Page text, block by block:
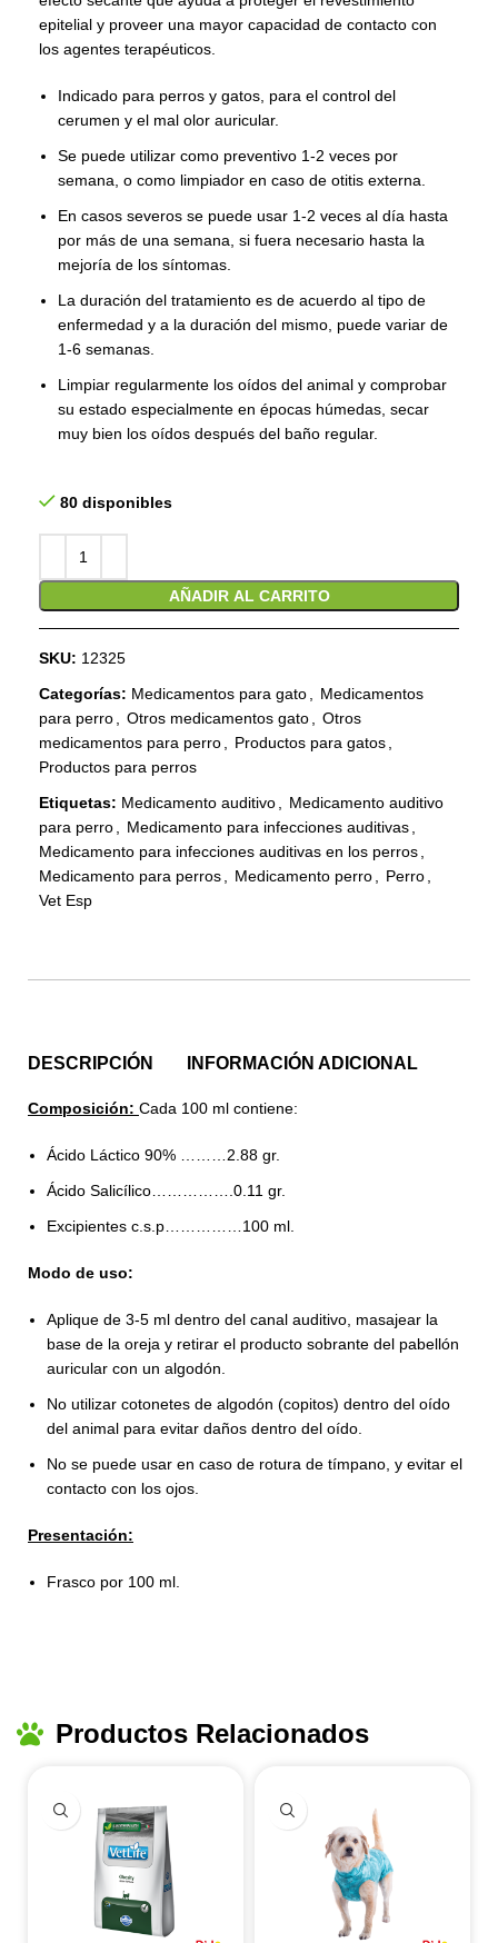
epitelial y proveer una mayor capacidad de contacto con
los agentes terapéuticos.
Indicado para perros y gatos, para el control del
cerumen y el mal olor auricular.
Se puede utilizar como preventivo 1-2 veces por
semana, o como limpiador en caso de otitis externa.
En casos severos se puede usar 1-2 veces al día hasta
por más de una semana, si fuera necesario hasta la
mejoría de los síntomas.
La duración del tratamiento es de acuerdo al tipo de
enfermedad y a la duración del mismo, puede variar de
1-6 semanas.
Limpiar regularmente los oídos del animal y comprobar
su estado especialmente en épocas húmedas, secar
muy bien los oídos después del baño regular.
80 disponibles
AÑADIR AL CARRITO
SKU: 12325
Categorías: Medicamentos para gato
Medicamentos
para perro
Otros medicamentos gato
Otros
medicamentos para perro
Productos para gatos
Productos para perros
Etiquetas: Medicamento auditivo
Medicamento auditivo
para perro
Medicamento para infecciones auditivas
Medicamento para infecciones auditivas en los perros
Medicamento para perros
Medicamento perro Perro
Vet Esp
DESCRIPCIÓN INFORMACIÓN ADICIONAL
Composición: Cada 100 ml contiene:
Ácido Láctico 90% ………2.88 gr.
Ácido Salicílico…………….0.11 gr.
Excipientes c.s.p……………100 ml.
Modo de uso:
Aplique de 3-5 ml dentro del canal auditivo, masajear la
base de la oreja y retirar el producto sobrante del pabellón
auricular con un algodón.
No utilizar cotonetes de algodón (copitos) dentro del oído
del animal para evitar daños dentro del oído.
No se puede usar en caso de rotura de tímpano, y evitar el
contacto con los ojos.
Presentación:
Frasco por 100 ml.
Productos Relacionados